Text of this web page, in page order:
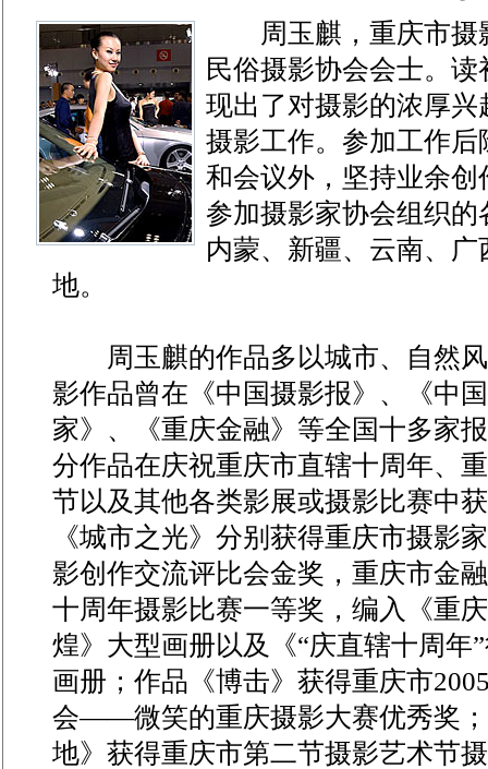
周玉麒，重庆市摄
民俗摄影协会会士。
现出了对摄影的浓厚兴
摄影工作。参加工作
和会议外，坚持业余创
参加摄影家协会组织
内蒙、新疆、云南、
地。
周玉麒的作品多以城市、自然风
影作品曾在《中国摄影报》、《中
家》、《重庆金融》等全国十多家
分作品在庆祝重庆市直辖十周年、
节以及其他各类影展或摄影比赛中
《城市之光》分别获得重庆市摄影
影创作交流评比会金奖，重庆市金
十周年摄影比赛一等奖，编入《重
煌》大型画册以及《“庆直辖十周年
画册；作品《博击》获得重庆市
会——微笑的重庆摄影大赛优秀奖
地》获得重庆市第二节摄影艺术节